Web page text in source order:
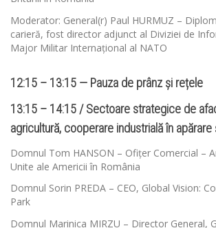
Moderator: General(r) Paul HURMUZ –
carieră, fost director adjunct al Diviziei de
Major Militar Internațional al NATO
12:15 – 13:15 — Pauza de prânz și rețele
13:15 – 14:15 / Sectoare strategice de
agricultură, cooperare industrială în
Domnul Tom HANSON – Ofițer Comercial –
Unite ale Americii în România
Domnul Sorin PREDA – CEO, Global Vision:
Park
Domnul Marinica MIRZU – Director General,